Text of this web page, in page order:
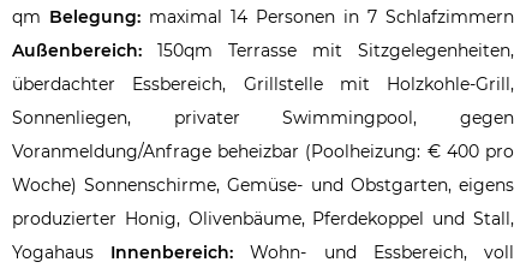
qm Belegung: maximal 14 Personen in 7 Schlafzimmern
Außenbereich: 150qm Terrasse mit Sitzgelegenheiten,
überdachter Essbereich, Grillstelle mit Holzkohle-Grill,
Sonnenliegen, privater Swimmingpool, gegen
Voranmeldung/Anfrage beheizbar (Poolheizung: € 400 pro
Woche) Sonnenschirme, Gemüse- und Obstgarten, eigens
produzierter Honig, Olivenbäume, Pferdekoppel und Stall,
Yogahaus Innenbereich: Wohn- und Essbereich, voll